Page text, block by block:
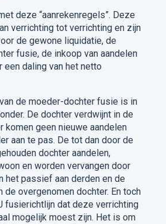
deze “aanrekenregels”. Deze
verrichting tot verrichting en zijn
de gewone liquidatie, de
fusie, de inkoop van aandelen
een daling van het netto
de moeder-dochter fusie is in
De dochter verdwijnt in de
komen geen nieuwe aandelen
aan te pas. De tot dan door de
dochter aandelen,
en worden vervangen door
het passief aan derden en de
de overgenomen dochter. En toch
fusierichtlijn dat deze verrichting
mogelijk moest zijn. Het is om